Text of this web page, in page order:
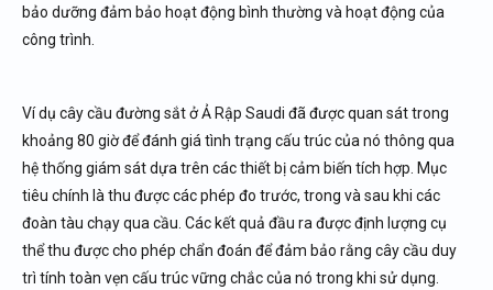
bảo dưỡng đảm bảo hoạt động bình thường và hoạt động của
công trình.
Ví dụ cây cầu đường sắt ở Ả Rập Saudi đã được quan sát trong
khoảng 80 giờ để đánh giá tình trạng cấu trúc của nó thông qua
hệ thống giám sát dựa trên các thiết bị cảm biến tích hợp. Mục
tiêu chính là thu được các phép đo trước, trong và sau khi các
đoàn tàu chạy qua cầu. Các kết quả đầu ra được định lượng cụ
thể thu được cho phép chẩn đoán để đảm bảo rằng cây cầu duy
trì tính toàn vẹn cấu trúc vững chắc của nó trong khi sử dụng.